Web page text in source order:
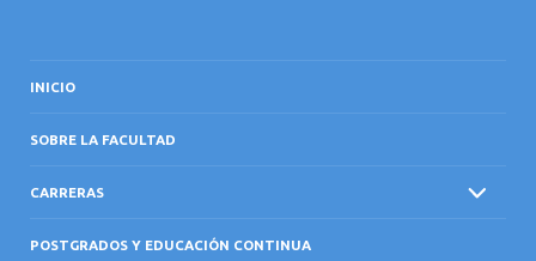
INICIO
SOBRE LA FACULTAD
CARRERAS
POSTGRADOS Y EDUCACIÓN CONTINUA